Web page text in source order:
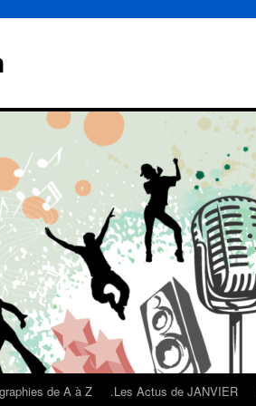
de A à Z .Les Actus de JANVIER